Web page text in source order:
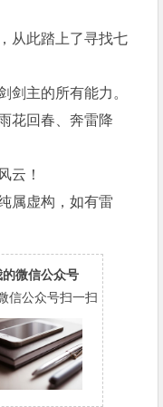
从此踏上了寻找七
剑主的所有能力。
花回春、奔雷降
云！
属虚构，如有雷
的微信公众号
信公众号扫一扫